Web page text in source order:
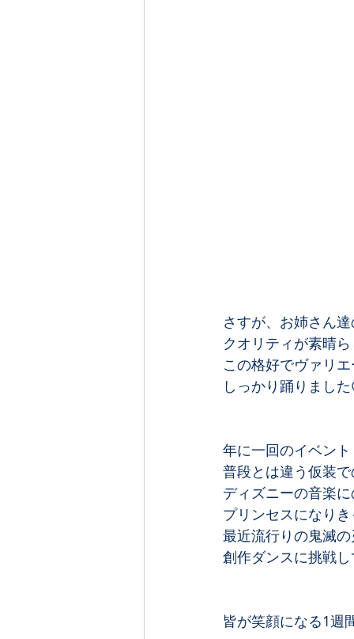
さすが、お姉さん
クオリティが素晴
この格好でヴァリ
しっかり踊りまし
年に一回のイベント﻿
普段とは違う仮装で
ディズニーの音楽に
プリンセスになりき
最近流行りの鬼滅
創作ダンスに挑戦
皆が笑顔になる1週